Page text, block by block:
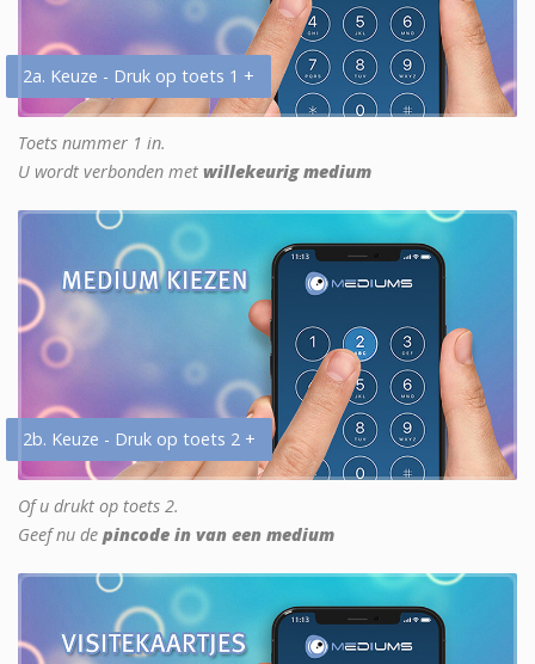
2a. Keuze - Druk op toets 1 +
Toets nummer 1 in.
U wordt verbonden met willekeurig medium
2b. Keuze - Druk op toets 2 +
Of u drukt op toets 2.
Geef nu de pincode in van een medium